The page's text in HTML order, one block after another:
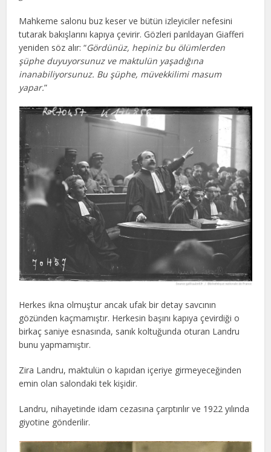
Mahkeme salonu buz keser ve bütün izleyiciler nefesini
tutarak bakışlarını kapıya çevirir. Gözleri parıldayan Giafferi
yeniden söz alır: “Gördünüz, hepiniz bu ölümlerden
şüphe duyuyorsunuz ve maktulün yaşadığına
inanabiliyorsunuz. Bu şüphe, müvekkilimi masum
yapar.”
Herkes ikna olmuştur ancak ufak bir detay savcının
gözünden kaçmamıştır. Herkesin başını kapıya çevirdiği o
birkaç saniye esnasında, sanık koltuğunda oturan Landru
bunu yapmamıştır.
Zira Landru, maktulün o kapıdan içeriye girmeyeceğinden
emin olan salondaki tek kişidir.
Landru, nihayetinde idam cezasına çarptırılır ve 1922 yılında
giyotine gönderilir.